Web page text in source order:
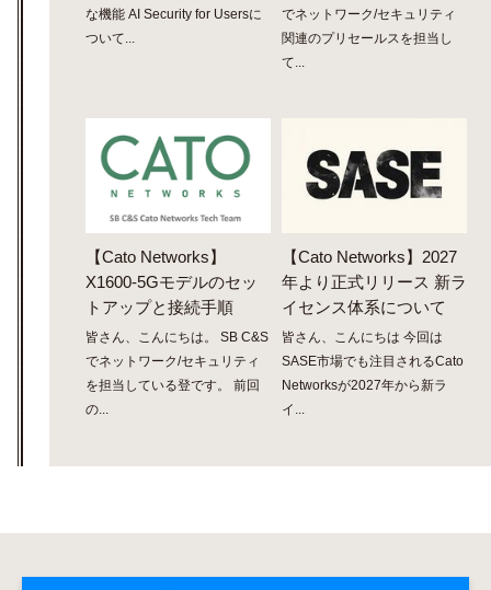
な機能 AI Security for Usersに
ついて...
でネットワーク/セキュリティ
関連のプリセールスを担当し
て...
【Cato Networks】
X1600-5Gモデルのセッ
トアップと接続手順
皆さん、こんにちは。 SB C&S
でネットワーク/セキュリティ
を担当している登です。 前回
の...
【Cato Networks】2027
年より正式リリース 新ラ
イセンス体系について
皆さん、こんにちは 今回は
SASE市場でも注目されるCato
Networksが2027年から新ラ
イ...